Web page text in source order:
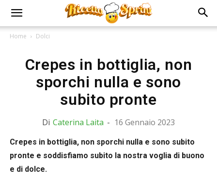
Home Dolci
Crepes in bottiglia, non
sporchi nulla e sono
subito pronte
Di Caterina Laita - 16 Gennaio 2023
Crepes in bottiglia, non sporchi nulla e sono subito
pronte e soddisfiamo subito la nostra voglia di buono
e di dolce.